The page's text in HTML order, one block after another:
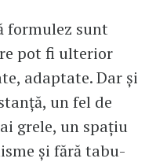
formulez sunt
pot fi ulterior
adaptate. Dar și
un fel de
grele, un spațiu
și fără tabu-